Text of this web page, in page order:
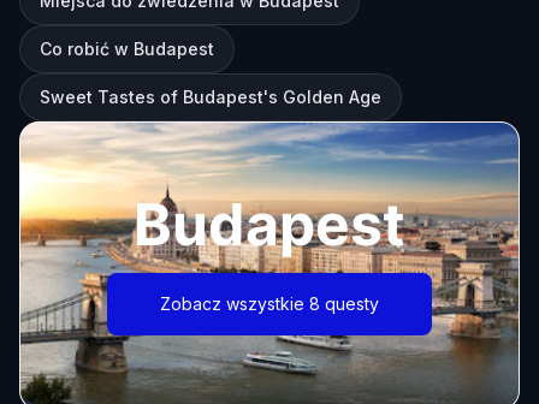
Co robić w Budapest
Sweet Tastes of Budapest's Golden Age
Budapest
Zobacz wszystkie 8 questy